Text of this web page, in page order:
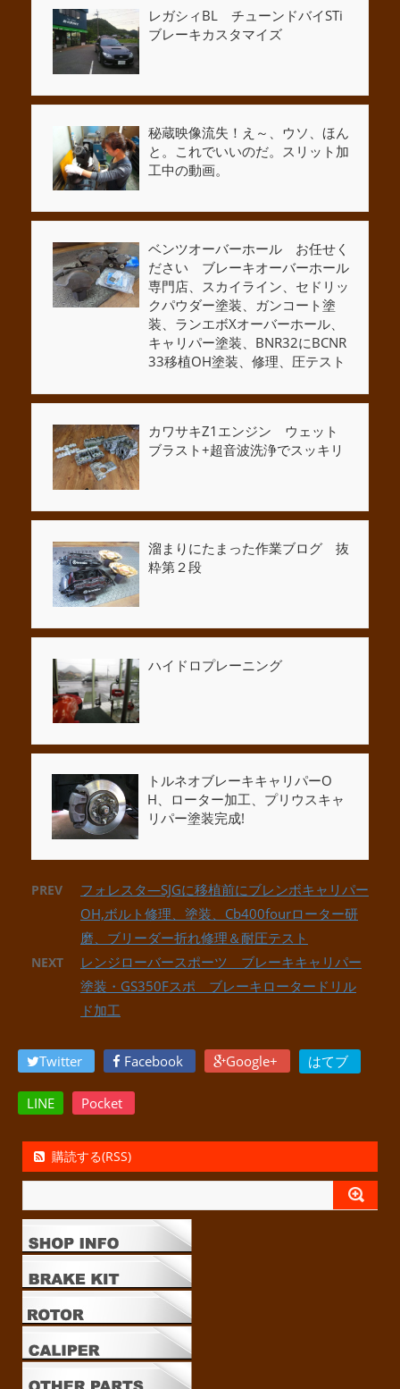
レガシィBL チューンドバイSTi
ブレーキカスタマイズ
秘蔵映像流失！え～、ウソ、ほん
と。これでいいのだ。スリット加
工中の動画。
ベンツオーバーホール お任せく
ださい ブレーキオーバーホール
専門店、スカイライン、セドリッ
クパウダー塗装、ガンコート塗
装、ランエボXオーバーホール、
キャリパー塗装、BNR32にBCNR
33移植OH塗装、修理、圧テスト
カワサキZ1エンジン ウェット
ブラスト+超音波洗浄でスッキリ
溜まりにたまった作業ブログ 抜
粋第２段
ハイドロプレーニング
トルネオブレーキキャリパーO
H、ローター加工、プリウスキャ
リパー塗装完成!
PREV
フォレスタ―SJGに移植前にブレンボキャリパー
OH,ボルト修理、塗装、Cb400fourローター研
磨、ブリーダー折れ修理＆耐圧テスト
NEXT
レンジローバースポーツ ブレーキキャリパー
塗装・GS350Fスポ ブレーキロータードリル
ド加工
Twitter Facebook Google+ はてブ
LINE Pocket
購読する(RSS)